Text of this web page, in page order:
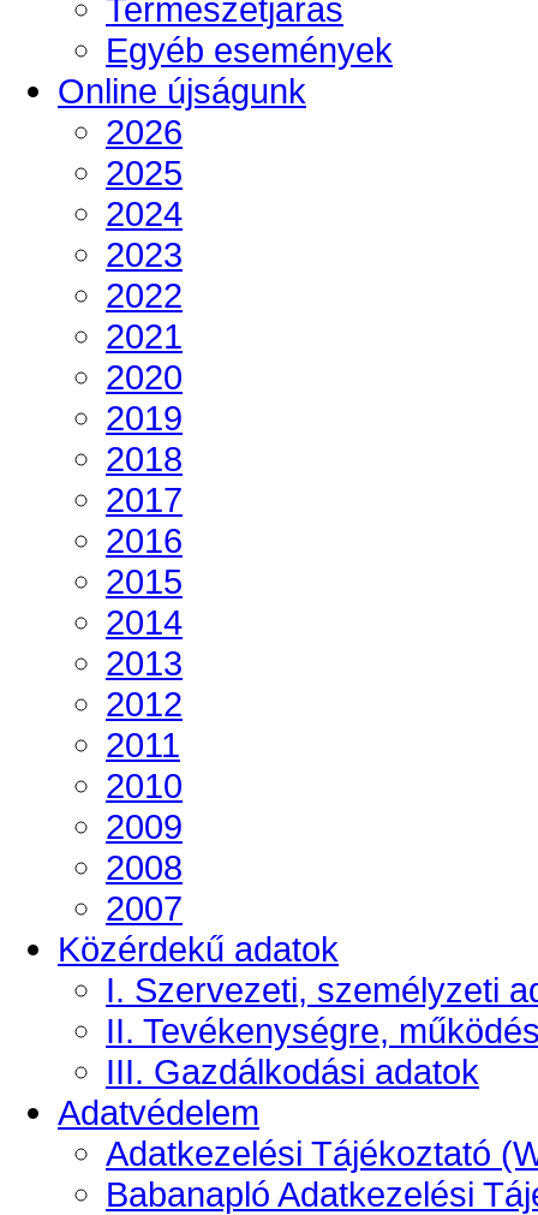
Természetjárás
Egyéb események
Online újságunk
2026
2025
2024
2023
2022
2021
2020
2019
2018
2017
2016
2015
2014
2013
2012
2011
2010
2009
2008
2007
Közérdekű adatok
I. Szervezeti, személyzeti
II. Tevékenységre,
III. Gazdálkodási adatok
Adatvédelem
Adatkezelési Tájékoztató
Babanapló Adatkezelési